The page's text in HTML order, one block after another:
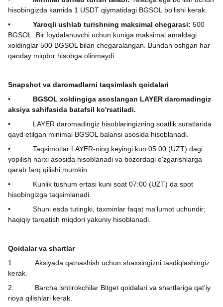
hisobingizda kamida 1 USDT qiymatidagi BGSOL bo'lishi kerak.
•
Yaroqli ushlab turishning maksimal chegarasi: 500
BGSOL. Bir foydalanuvchi uchun kuniga maksimal amaldagi
xoldinglar 500 BGSOL bilan chegaralangan. Bundan oshgan har
qanday miqdor hisobga olinmaydi.
Snapshot va daromadlarni taqsimlash qoidalari
•
BGSOL xoldingiga asoslangan LAYER daromadingiz
aksiya sahifasida batafsil ko'rsatiladi.
•
LAYER daromadingiz hisoblaringizning soatlik suratlarida
qayd etilgan minimal BGSOL balansi asosida hisoblanadi.
•
Taqsimotlar LAYER-ning keyingi kun 05:00 (UZT) dagi
yopilish narxi asosida hisoblanadi va bozordagi o'zgarishlarga
qarab farq qilishi mumkin.
•
Kunlik tushum ertasi kuni soat 07:00 (UZT) da spot
hisobingizga taqsimlanadi.
•
Shuni esda tutingki, taxminlar faqat ma'lumot uchundir;
haqiqiy tarqatish miqdori yakuniy hisoblanadi.
Qoidalar va shartlar
1.
Aksiyada qatnashish uchun shaxsingizni tasdiqlashingiz
kerak.
2.
Barcha ishtirokchilar Bitget qoidalari va shartlariga qat'iy
rioya qilishlari kerak.